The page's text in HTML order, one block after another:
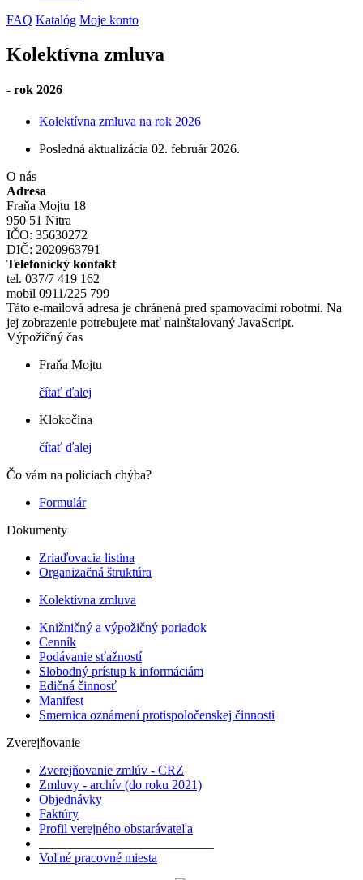
FAQ Katalóg Moje konto
Kolektívna zmluva
- rok 2026
Kolektívna zmluva na rok 2026
Posledná aktualizácia 02. február 2026.
O nás
Adresa
Fraňa Mojtu 18
950 51 Nitra
IČO: 35630272
DIČ: 2020963791
Telefonický kontakt
tel. 037/7 419 162
mobil 0911/225 799
Táto e-mailová adresa je chránená pred spamovacími robotmi. Na
jej zobrazenie potrebujete mať nainštalovaný JavaScript.
Výpožičný čas
Fraňa Mojtu
čítať ďalej
Klokočina
čítať ďalej
Čo vám na policiach chýba?
Formulár
Dokumenty
Zriaďovacia listina
Organizačná štruktúra
Kolektívna zmluva
Knižničný a výpožičný poriadok
Cenník
Podávanie sťažností
Slobodný prístup k informáciám
Edičná činnosť
Manifest
Smernica oznámení protispoločenskej činnosti
Zverejňovanie
Zverejňovanie zmlúv - CRZ
Zmluvy - archív (do roku 2021)
Objednávky
Faktúry
Profil verejného obstarávateľa
Voľné pracovné miesta